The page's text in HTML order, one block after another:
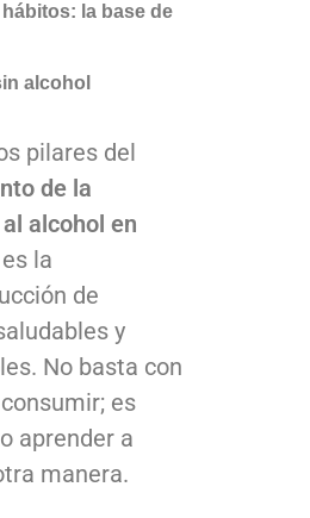
la base de
alcohol
pilares del
de la
alcohol en
la
de
y
No basta con
es
aprender a
manera.